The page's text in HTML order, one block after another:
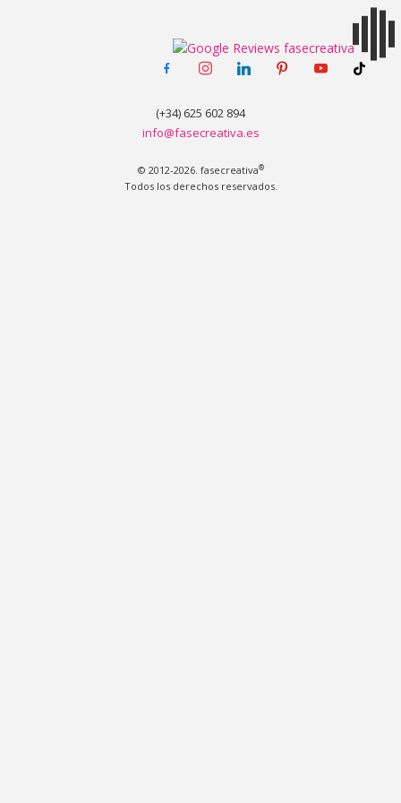
facebook-instagramlinkedin pinterestyoutube tiktok
(+34) 625 602 894
info@fasecreativa.es
© 2012-2026. fasecreativa®
Todos los derechos reservados.